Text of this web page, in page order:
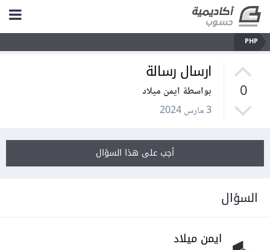
PHP
0
ارسال رسالة
بواسطة ايمن ميلاد
3 مارس 2024
أجب على هذا السؤال
السؤال
ايمن ميلاد